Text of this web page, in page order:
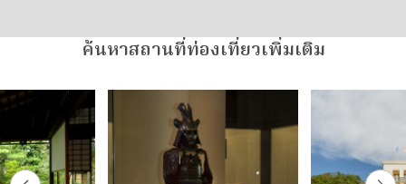
ค้นหาสถานที่ท่องเที่ยวเพิ่มเติม